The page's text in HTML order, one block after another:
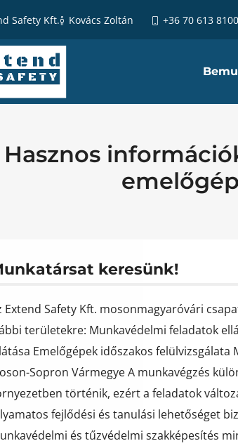
Safety Kft. Kovács Zoltán +36 70 613 8100
Hasznos
keresünk!
Extend Safety Kft. mosonmagyaróvári
területekre: Munkavédelmi feladatok
Emelőgépek időszakos felülvizsgálata
Sopron Vármegye A munkavégzés
történik, ezért a feladatok
fejlődési és tanulási lehetőséget
és tűzvédelmi szakképesítés